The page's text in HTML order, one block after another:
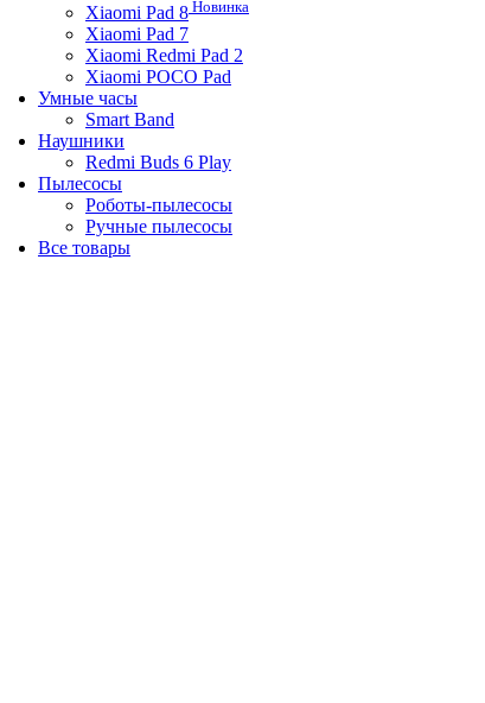
Xiaomi Pad 8 Новинка
Xiaomi Pad 7
Xiaomi Redmi Pad 2
Xiaomi POCO Pad
Умные часы
Smart Band
Наушники
Redmi Buds 6 Play
Пылесосы
Роботы-пылесосы
Ручные пылесосы
Все товары